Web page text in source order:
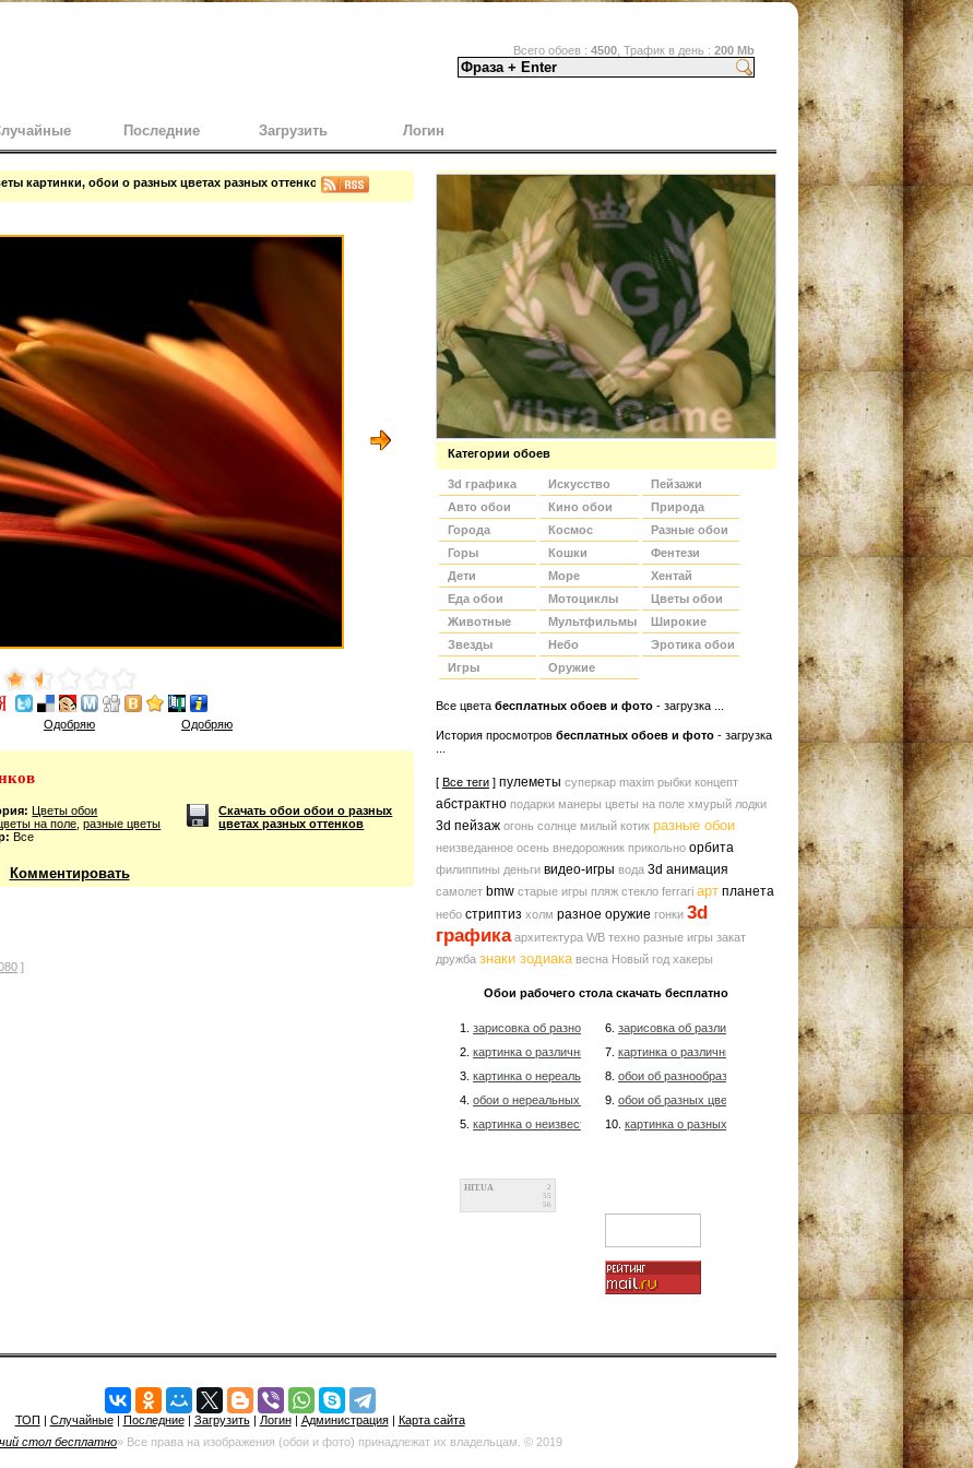
Всего обоев : 4500 , Трафик в день : 200 Mb
Последние Загрузить Логин
картинки, обои о разных цветах разных оттенков
Одобряю Одобряю
Цветы обои
на поле ,разные цветы
Все
Скачать обои обои о разных
цветах разных оттенков
Комментировать
]
Категории обоев
3d графика
обои
Авто обои
Города
Горы
Дети
Еда обои
Животные
Звезды
Игры
Искусство
Кино обои
Космос
Кошки
Море
Мотоциклы
Мультфильмы
Небо
Оружие
Пейзажи
Природа
Разные обои
Фентези
Хентай
Цветы обои
Широкие
Эротика обои
Все цвета беcплатных обоев и фото - загрузка ...
История просмотров бесплатных обоев и фото - загрузка
[ Все теги ] пулеметы суперкар maxim рыбки концепт
абстрактно подарки манеры цветы на поле хмурый лодки
3d пейзаж огонь солнце милый котик разные обои
неизведанное осень внедорожник прикольно орбита
филиппины деньги видео-игры вода 3d анимация
самолет bmw старые игры пляж стекло ferrari арт планета
небо стриптиз холм разное оружие гонки 3d
графика архитектура WB техно разные игры закат
дружба знаки зодиака весна Новый год хакеры
Обои рабочего стола скачать бесплатно
1. зарисовка об разнообразных цветах разнообразных оттенков
2. картинка о различных цветочках различных цветовых палитр
3. картинка о нереальных гакактиках и возникновение красных гигантов, орб
4. обои о нереальных планетах, тема космоса
5. картинка о неизвестных звезд, фантазии на счет Вселенной
6. зарисовка об различных цветочках различных цветовых
7. картинка о различных цветах разных сортов
8. обои об разнообразных цветочках разнообразных оттенков
9. обои об разных цветах различных цветовых палитр
10. картинка о разных цветочках разнообразных цветовых палитр
HIT.UA
2
55
56
ТОП | Случайные| Последние| Загрузить| Логин| Администрация| Карта сайта
стол бесплатно» Все права на изображения (обои и фото) принадлежат их владельцам. © 2019